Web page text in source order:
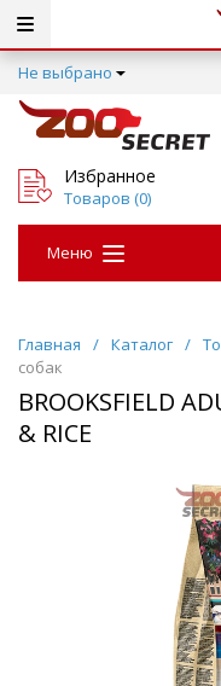
Не выбрано
Избранное
Товаров (0)
Меню
Главная / Каталог /
собак
BROOKSFIELD
& RICE